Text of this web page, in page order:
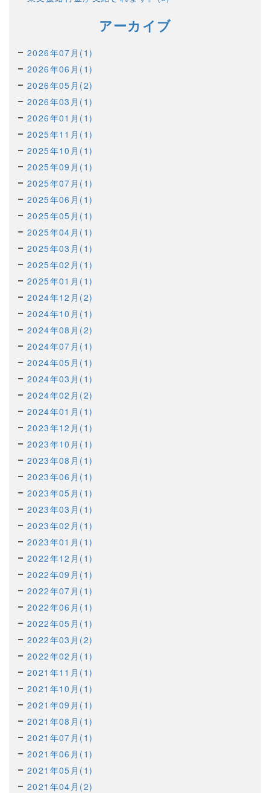
アーカイブ
2026年07月(1)
2026年06月(1)
2026年05月(2)
2026年03月(1)
2026年01月(1)
2025年11月(1)
2025年10月(1)
2025年09月(1)
2025年07月(1)
2025年06月(1)
2025年05月(1)
2025年04月(1)
2025年03月(1)
2025年02月(1)
2025年01月(1)
2024年12月(2)
2024年10月(1)
2024年08月(2)
2024年07月(1)
2024年05月(1)
2024年03月(1)
2024年02月(2)
2024年01月(1)
2023年12月(1)
2023年10月(1)
2023年08月(1)
2023年06月(1)
2023年05月(1)
2023年03月(1)
2023年02月(1)
2023年01月(1)
2022年12月(1)
2022年09月(1)
2022年07月(1)
2022年06月(1)
2022年05月(1)
2022年03月(2)
2022年02月(1)
2021年11月(1)
2021年10月(1)
2021年09月(1)
2021年08月(1)
2021年07月(1)
2021年06月(1)
2021年05月(1)
2021年04月(2)